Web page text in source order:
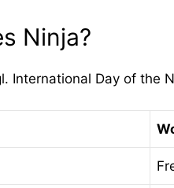
Ninja?
International Day of the